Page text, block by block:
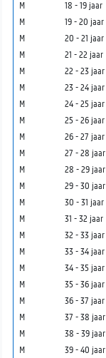
M
18 - 19 jaar
M
19 - 20 jaar
M
20 - 21 jaar
M
21 - 22 jaar
M
22 - 23 jaar
M
23 - 24 jaar
M
24 - 25 jaar
M
25 - 26 jaar
M
26 - 27 jaar
M
27 - 28 jaar
M
28 - 29 jaar
M
29 - 30 jaar
M
30 - 31 jaar
M
31 - 32 jaar
M
32 - 33 jaar
M
33 - 34 jaar
M
34 - 35 jaar
M
35 - 36 jaar
M
36 - 37 jaar
M
37 - 38 jaar
M
38 - 39 jaar
M
39 - 40 jaar